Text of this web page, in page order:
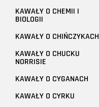
KAWAŁY O CHEMII I
BIOLOGII
KAWAŁY O CHIŃCZYKACH
KAWAŁY O CHUCKU
NORRISIE
KAWAŁY O CYGANACH
KAWAŁY O CYRKU